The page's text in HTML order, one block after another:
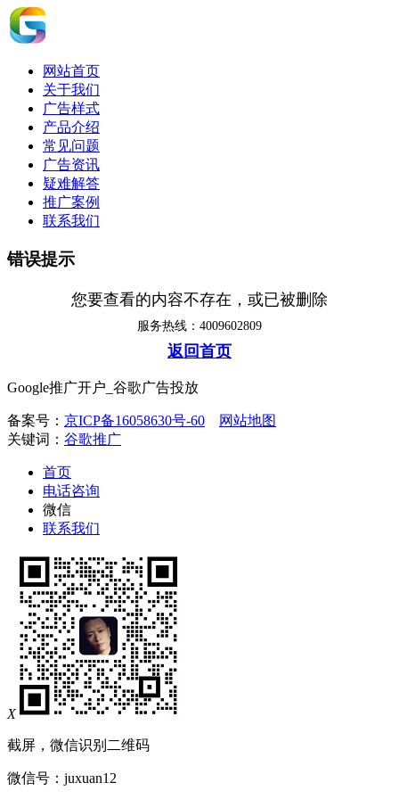
网站首页
关于我们
广告样式
产品介绍
常见问题
广告资讯
疑难解答
推广案例
联系我们
错误提示
您要查看的内容不存在，或已被删除
服务热线：4009602809
返回首页
Google推广开户_谷歌广告投放
备案号： 京ICP备16058630号-60
网站地图
关键词： 谷歌推广
首页
电话咨询
微信
联系我们
X
截屏，微信识别二维码
微信号： juxuan12